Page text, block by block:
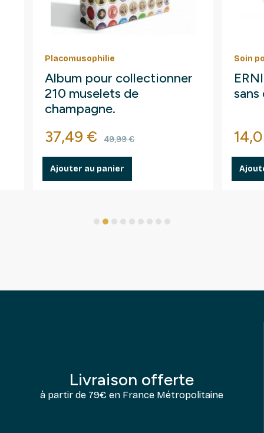
Placomusophilie
Album pour collectionner
210 muselets de
champagne.
Prix
37,49 € Prix de base
49,99 €
Ajouter au panier
Soin
sans
Prix
Livraison offerte
à partir de 79€ en France Métropolitaine